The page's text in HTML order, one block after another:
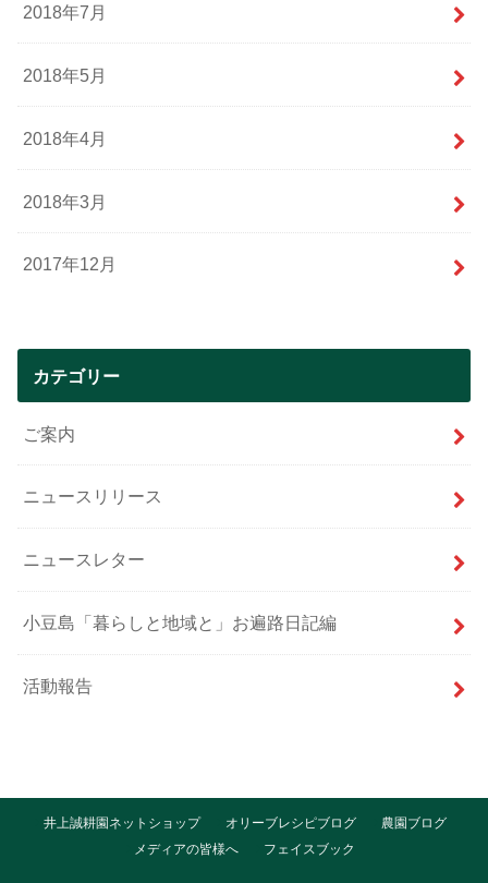
2018年7月
2018年5月
2018年4月
2018年3月
2017年12月
カテゴリー
ご案内
ニュースリリース
ニュースレター
小豆島「暮らしと地域と」お遍路日記編
活動報告
井上誠耕園ネットショップ オリーブレシピブログ
農園ブログ
メディアの皆様へ
フェイスブック